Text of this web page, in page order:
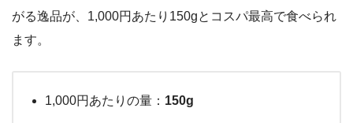
がる逸品が、1,000円あたり150gとコスパ最高で食べられ
ます。
1,000円あたりの量： 150g